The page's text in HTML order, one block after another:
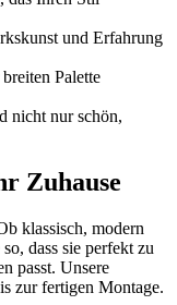
und Erfahrung
Palette
nicht nur schön,
Zuhause
klassisch, modern
dass sie perfekt zu
passt. Unsere
zur fertigen Montage.